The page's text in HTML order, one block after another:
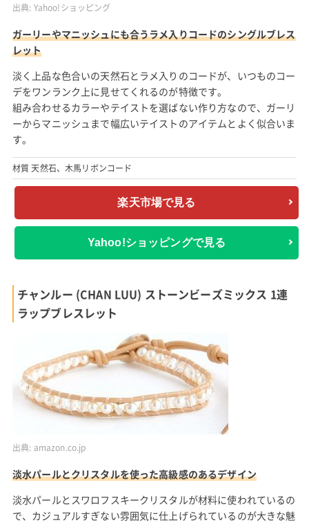
出典: Yahoo!ショッピング
ガーリーやマニッシュにも合うラメ入りコードのシングルブレス
レット
淡く上品な色合いの天然石とラメ入りのコードが、いつものコー
デをワンランク上に見せてくれるのが特徴です。
組み合わせるカラーやテイストを選ばない作り方なので、ガーリ
ーからマニッシュまで幅広いテイストのアイテムとよく似合いま
す。
材質 天然石、木馬リボンコード
楽天市場で見る
Yahoo!ショッピングで見る
チャンルー (CHAN LUU) ストーンビーズミックス 1連
ラップブレスレット
出典: amazon.co.jp
淡水パールとクリスタルを使った高級感のあるデザイン
淡水パールとスワロフスキークリスタルが材料に使われているの
で、カジュアルすぎない雰囲気に仕上げられているのが大きな魅